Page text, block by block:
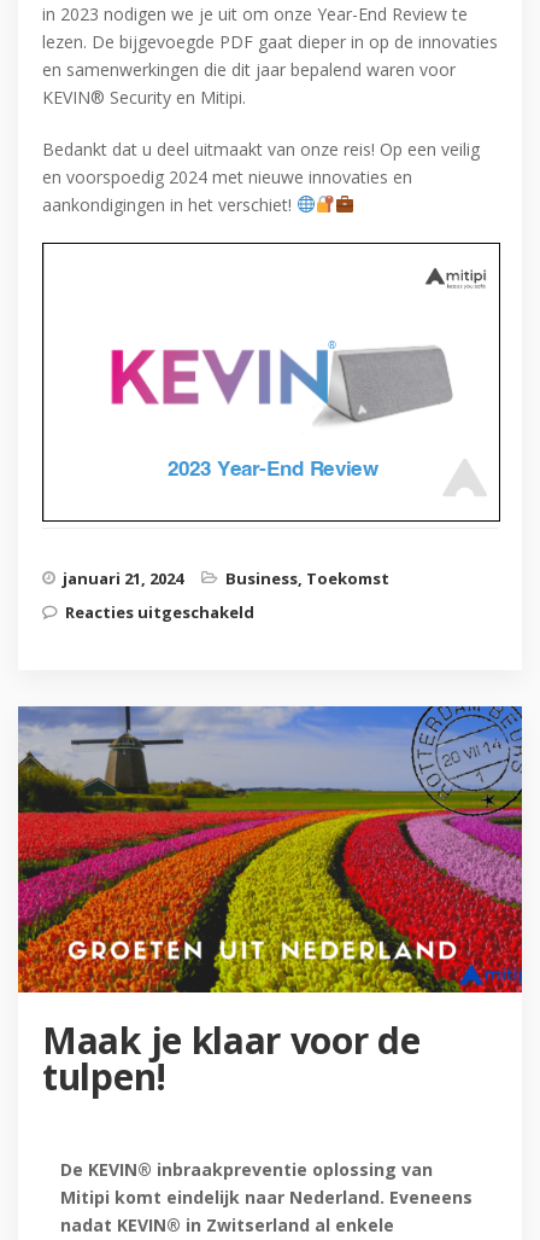
in 2023 nodigen we je uit om onze Year-End Review te
lezen. De bijgevoegde PDF gaat dieper in op de innovaties
en samenwerkingen die dit jaar bepalend waren voor
KEVIN® Security en Mitipi.
Bedankt dat u deel uitmaakt van onze reis! Op een veilig
en voorspoedig 2024 met nieuwe innovaties en
aankondigingen in het verschiet!
januari 21, 2024 Business, Toekomst
Reacties uitgeschakeld
Maak je klaar voor de
tulpen!
De KEVIN® inbraakpreventie oplossing van
Mitipi komt eindelijk naar Nederland. Eveneens
nadat KEVIN® in Zwitserland al enkele